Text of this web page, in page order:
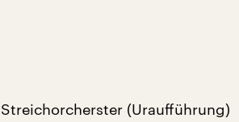
(Uraufführung)